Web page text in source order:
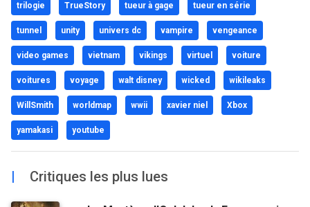
trilogie TrueStory tueur à gage tueur en série
tunnel unity univers dc vampire vengeance
video games vietnam vikings virtuel voiture
voitures voyage walt disney wicked wikileaks
WillSmith worldmap wwii xavier niel Xbox
yamakasi youtube
| Critiques les plus lues